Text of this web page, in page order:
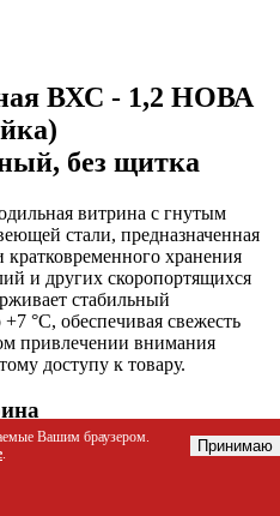
ВХС - 1,2 НОВА
без щитка
витрина с гнутым
стали, предназначенная
кратковременного хранения
и других скоропортящихся
стабильный
°C, обеспечивая свежесть
привлечении внимания
доступу к товару.
доступности и мини-
Вашим браузером.
. Принимаю